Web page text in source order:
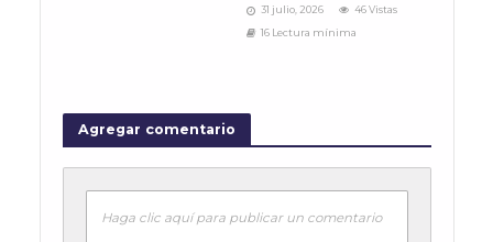
31 julio, 2026
46 Vistas
16 Lectura mínima
Agregar comentario
Haga clic aquí para publicar un comentario